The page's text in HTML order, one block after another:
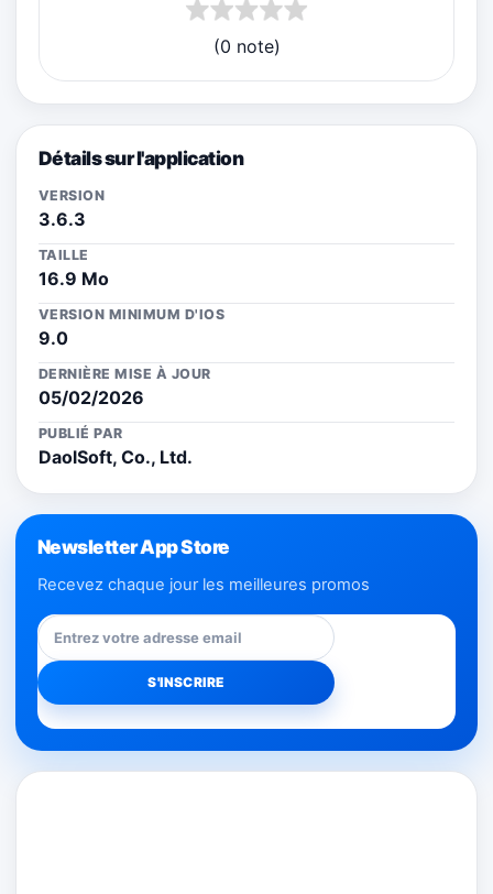
(0 note)
Détails sur l'application
VERSION
3.6.3
TAILLE
16.9 Mo
VERSION MINIMUM D'IOS
9.0
DERNIÈRE MISE À JOUR
05/02/2026
PUBLIÉ PAR
DaolSoft, Co., Ltd.
Newsletter App Store
Recevez chaque jour les meilleures promos